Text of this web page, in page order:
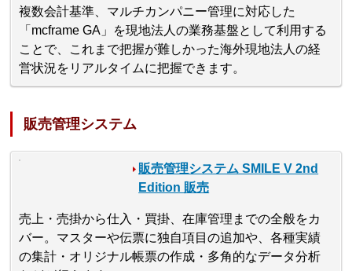
複数会計基準、マルチカンパニー管理に対応した
「mcframe GA」を現地法人の業務基盤として利用する
ことで、これまで把握が難しかった海外現地法人の経
営状況をリアルタイムに把握できます。
販売管理システム
販売管理システム SMILE V 2nd
Edition 販売
売上・売掛から仕入・買掛、在庫管理までの全般をカ
バー。マスターや伝票に独自項目の追加や、各種実績
の集計・オリジナル帳票の作成・多角的なデータ分析